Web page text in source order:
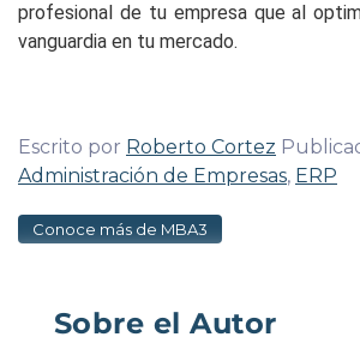
profesional de tu empresa que al
vanguardia en tu mercado.
Escrito por Roberto Cortez
Administración de Empresas, ERP
Conoce más de MBA3
Sobre el Autor